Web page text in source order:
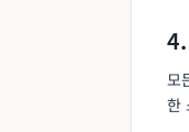
모
한